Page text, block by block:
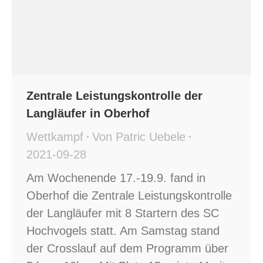
Zentrale Leistungskontrolle der
Langläufer in Oberhof
Wettkampf
Von Patric Uebele
2021-09-28
Am Wochenende 17.-19.9. fand in
Oberhof die Zentrale Leistungskontrolle
der Langläufer mit 8 Startern des SC
Hochvogels statt. Am Samstag stand
der Crosslauf auf dem Programm über